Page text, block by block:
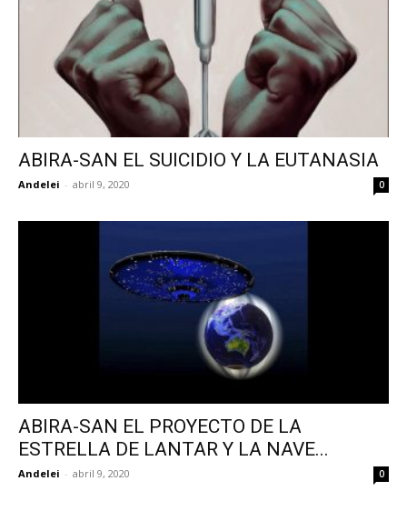
ABIRA-SAN EL SUICIDIO Y LA EUTANASIA
Andelei - abril 9, 2020 0
ABIRA-SAN EL PROYECTO DE LA
ESTRELLA DE LANTAR Y LA NAVE...
Andelei - abril 9, 2020 0